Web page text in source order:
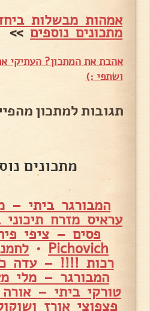
אמהות מבשלות
מתכונים נוספים>>
אהבת את המתכון? העתיקי
ושתפי :)
תגובות למתכון
מתכונים
המבורגר ביתי –
עראיס מזרח
Pichovich
•
רכות !!!! – עדה
המבורגר – מלי
טורקי ביתי –
פצפוצי אורז